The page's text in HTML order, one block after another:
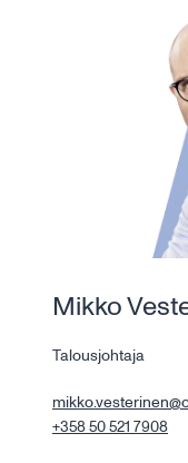
Mikko
Talousjohtaja
+358 50 521 7908